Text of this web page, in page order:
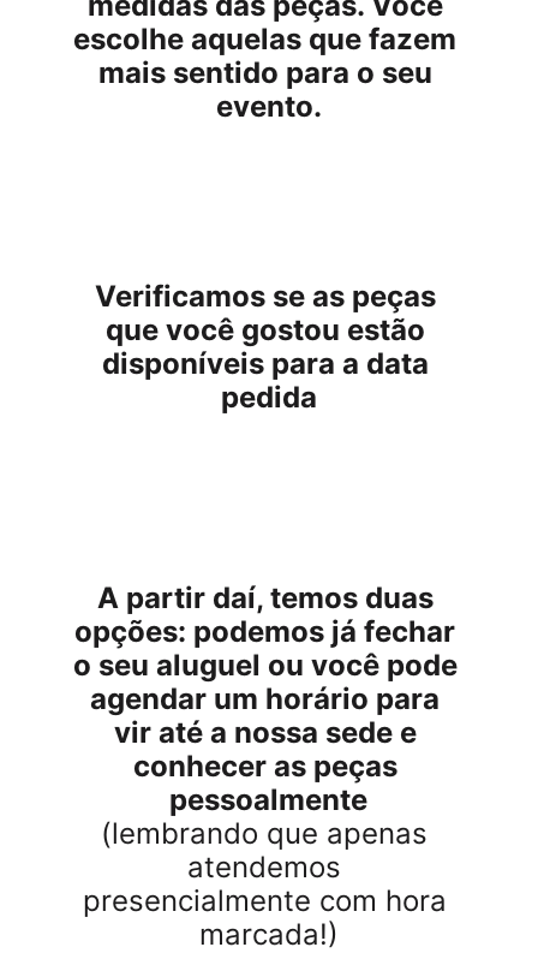
A partir daí, temos duas
opções: podemos já fechar
o seu aluguel ou você pode
agendar um horário para
vir até a nossa sede e
conhecer as peças
pessoalmente
(lembrando que apenas
atendemos
presencialmente com hora
marcada!)
escolhe aquelas que fazem
mais sentido para o seu
evento.
Verificamos se as peças
que você gostou estão
disponíveis para a data
pedida